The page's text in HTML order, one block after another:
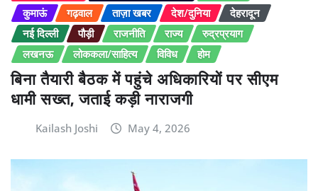
कुमाऊं
गढ़वाल ताज़ा खबर देश/दुनिया
देहरादून
नई दिल्ली
पौड़ी राजनीति राज्य
रुद्रप्रयाग
लखनऊ
लोककला/साहित्य विविध होम
बिना तैयारी बैठक में पहुंचे अधिकारियों पर सीएम
धामी सख्त, जताई कड़ी नाराजगी
Kailash Joshi May 4, 2026